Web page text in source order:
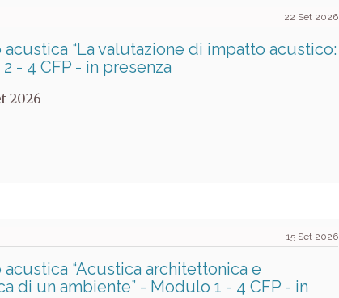
22 Set 2026
“La valutazione di impatto acustico:
- 4 CFP - in presenza
2026
15 Set 2026
“Acustica architettonica e
di un ambiente” - Modulo 1 - 4 CFP - in